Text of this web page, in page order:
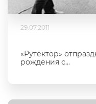
29.07.2011
«Рутектор»
рождения с...